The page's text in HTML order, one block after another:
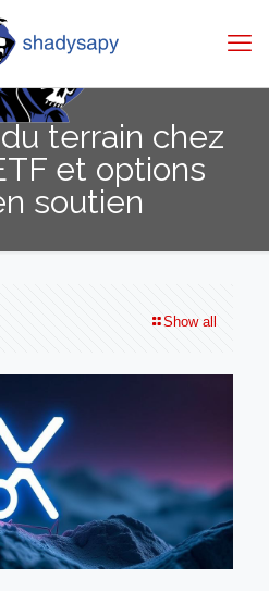
terrain chez
et options
soutien
Show all